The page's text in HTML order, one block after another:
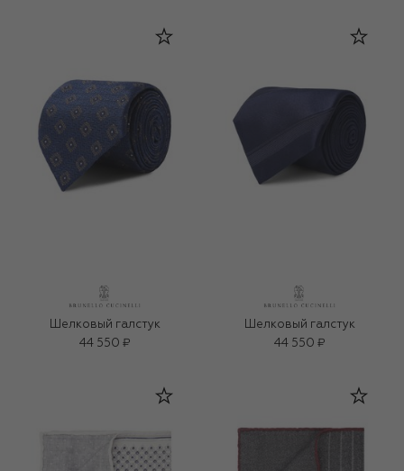
Шелковый галстук
44 550 ₽
Шелковый галстук
44 550 ₽